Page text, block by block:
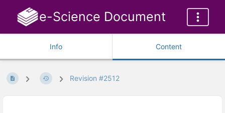
e-Science Document
Info Content
Revision #2512